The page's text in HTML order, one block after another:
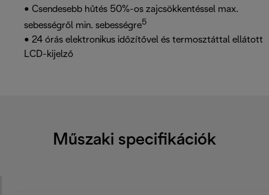
• Csendesebb hűtés 50%-os zajcsökkentéssel max.
sebességről min. sebességre5
• 24 órás elektronikus időzítővel és termosztáttal ellátott
LCD-kijelző
Műszaki specifikációk